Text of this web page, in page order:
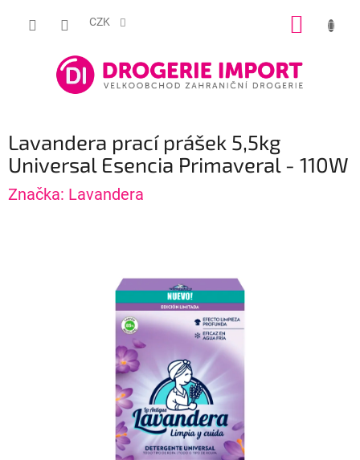
CZK
Lavandera prací prášek 5,5kg
Universal Esencia Primaveral - 110W
Značka: Lavandera